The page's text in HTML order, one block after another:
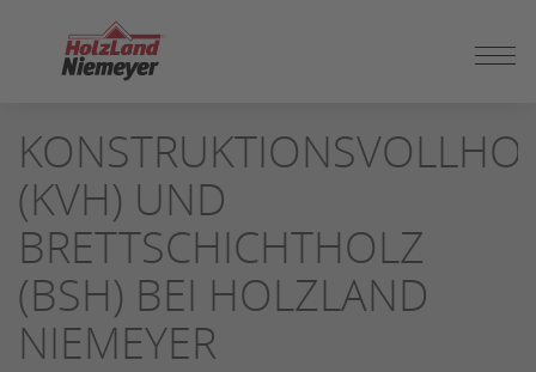
SEITENINHALT
SPRINGEN
(KVH) UND
BRETTSCHICHTHOLZ
(BSH) BEI HOLZLAND
NIEMEYER